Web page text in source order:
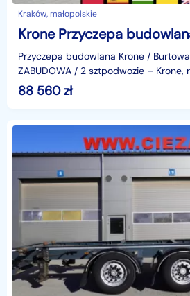
Kraków, małopolskie
Przyczepa budowlana Krone /
ZABUDOWA / 2 sztpodwozie – Krone,
– nowa zabudowa burtowa (w ogóle
88 560zł